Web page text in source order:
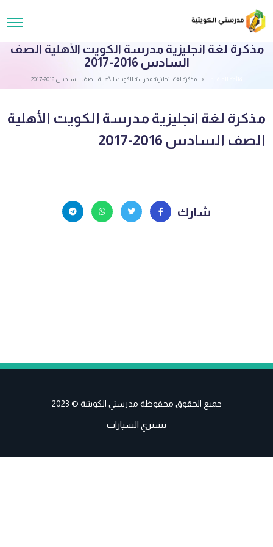
مذكرة لغة انجليزية مدرسة الكويت الأهلية الصف
السادس 2016-2017
مذكرة لغة انجليزية مدرسة الكويت الأهلية الصف السادس 2016-2017
مذكرة لغة انجليزية مدرسة الكويت الأهلية
الصف السادس 2016-2017
شارك
جميع الحقوق محفوظة مدرستي الكويتية © 2023
نشتري السيارات